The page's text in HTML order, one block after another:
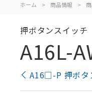
ホーム > 商品情報 >
押ボタンスイッチ
A16L-
A16□-P 押ボタ